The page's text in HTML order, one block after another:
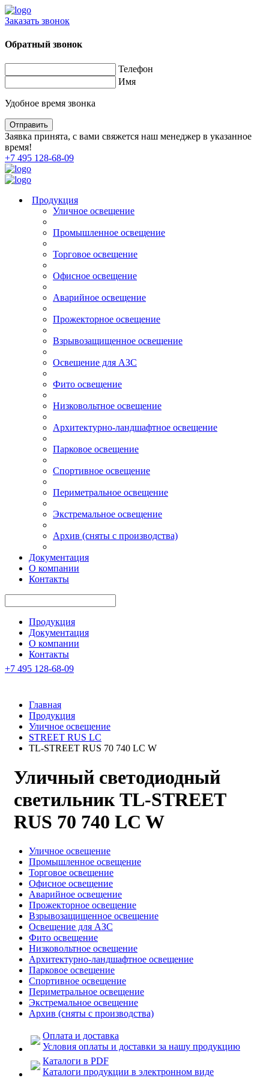
Заказать звонок
Обратный звонок
Телефон
Имя
Удобное время звонка
Заявка принята, с вами свяжется наш менеджер в указанное
время!
+7 495 128-68-09
Продукция
Уличное освещение
Промышленное освещение
Торговое освещение
Офисное освещение
Аварийное освещение
Прожекторное освещение
Взрывозащищенное освещение
Освещение для АЗС
Фито освещение
Низковольтное освещение
Архитектурно-ландшафтное освещение
Парковое освещение
Спортивное освещение
Периметральное освещение
Экстремальное освещение
Архив (сняты с производства)
Документация
О компании
Контакты
Продукция
Документация
О компании
Контакты
+7 495 128-68-09
Главная
Продукция
Уличное освещение
STREET RUS LC
TL-STREET RUS 70 740 LC W
Уличный светодиодный
светильник TL-STREET
RUS 70 740 LC W
Уличное освещение
Промышленное освещение
Торговое освещение
Офисное освещение
Аварийное освещение
Прожекторное освещение
Взрывозащищенное освещение
Освещение для АЗС
Фито освещение
Низковольтное освещение
Архитектурно-ландшафтное освещение
Парковое освещение
Спортивное освещение
Периметральное освещение
Экстремальное освещение
Архив (сняты с производства)
Оплата и доставка
Условия оплаты и доставки за нашу продукцию
Каталоги в PDF
Каталоги продукции в электронном виде